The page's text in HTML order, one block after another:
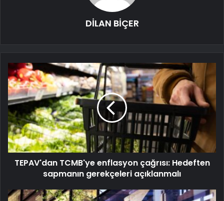
DİLAN BİÇER
TEPAV'dan TCMB'ye enflasyon çağrısı: Hedeften
sapmanın gerekçeleri açıklanmalı